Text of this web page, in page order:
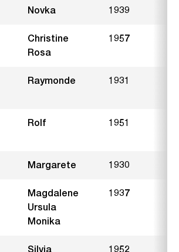
Novka 1939
Christine
Rosa
1957
Raymonde 1931
Rolf 1951
Margarete 1930
Magdalene
Ursula
Monika
1937
Silvia 1952